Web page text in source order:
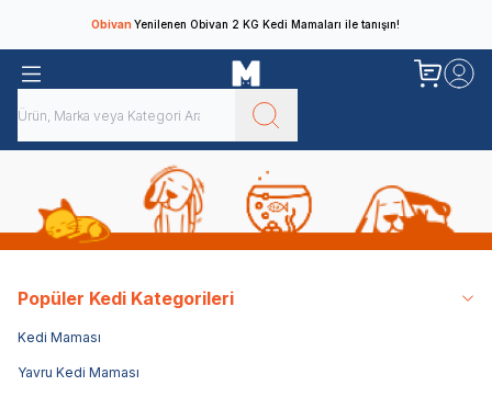
ObivanYenilenen Obivan 2 KG Kedi Mamaları ile tanışın!
Popüler Kedi Kategorileri
Kedi Maması
Yavru Kedi Maması